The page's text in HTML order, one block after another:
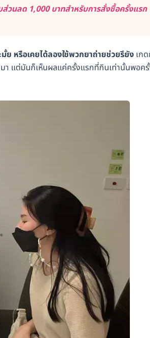
วนลด 1,000 บาทสำหรับการสั่งซื้อครั้งแรก
ย หรือเคยได้ลองใช้พวกยาถ่ายช่วยรึยัง เก
า แต่มันก็เห็นผลแค่ครั้งแรกที่กินเท่านั้นพอค